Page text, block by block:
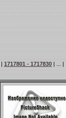
| 1717801 - 1717830 | ... |